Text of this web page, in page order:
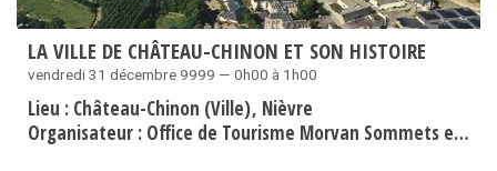
LA VILLE DE CHÂTEAU-CHINON ET SON HISTOIRE
vendredi 31 décembre 9999 — 0h00 à 1h00
Lieu : Château-Chinon (Ville) Nièvre
Organisateur : Office de Tourisme Morvan Sommets et grands Lacs